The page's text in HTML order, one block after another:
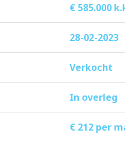
een éénkamerhotel,
wilt weten:
van nog
energielabel A
met heerlijk
met fijne
€ 585.000
28-02-2023
Verkocht
In overleg
€ 212 per